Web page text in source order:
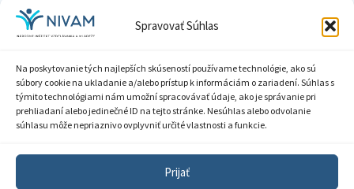
Spravovať Súhlas
Na poskytovanie tých najlepších skúseností používame technológie, ako sú
súbory cookie na ukladanie a/alebo prístup k informáciám o zariadení. Súhlas s
týmito technológiami nám umožní spracovávať údaje, ako je správanie pri
prehliadaní alebo jedinečné ID na tejto stránke. Nesúhlas alebo odvolanie
súhlasu môže nepriaznivo ovplyvniť určité vlastnosti a funkcie.
Prijať
IČO: 00164348
DIČ: 2020798714
Zásady ochrany súkromia
Sprístupnenie informácií